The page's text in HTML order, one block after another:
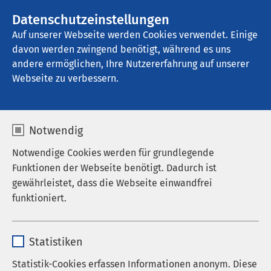
Datenschutzeinstellungen
Auf unserer Webseite werden Cookies verwendet. Einige
davon werden zwingend benötigt, während es uns
andere ermöglichen, Ihre Nutzererfahrung auf unserer
Webseite zu verbessern.
Notwendig
Notwendige Cookies werden für grundlegende
Funktionen der Webseite benötigt. Dadurch ist
gewährleistet, dass die Webseite einwandfrei
funktioniert.
Anbieter sgalinski
Statistiken
Statistik-Cookies erfassen Informationen anonym. Diese
AMEOS Poliklinikum Neuburg